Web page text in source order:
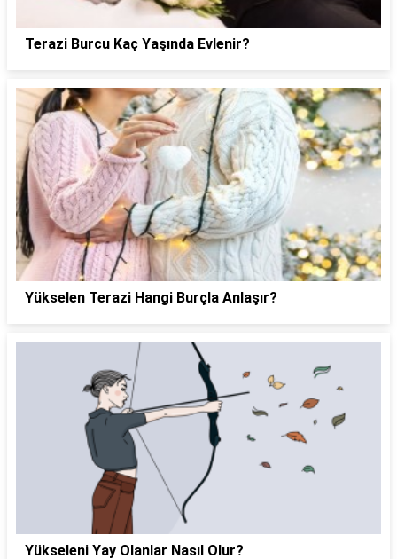
Terazi Burcu Kaç Yaşında Evlenir?
Yükselen Terazi Hangi Burçla Anlaşır?
Yükseleni Yay Olanlar Nasıl Olur?